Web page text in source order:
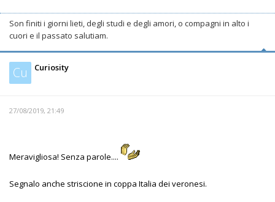
Son finiti i giorni lieti, degli studi e degli amori, o compagni in alto i
cuori e il passato salutiam.
Cu Curiosity
27/08/2019, 21:49
Meravigliosa! Senza parole....
Segnalo anche striscione in coppa Italia dei veronesi.